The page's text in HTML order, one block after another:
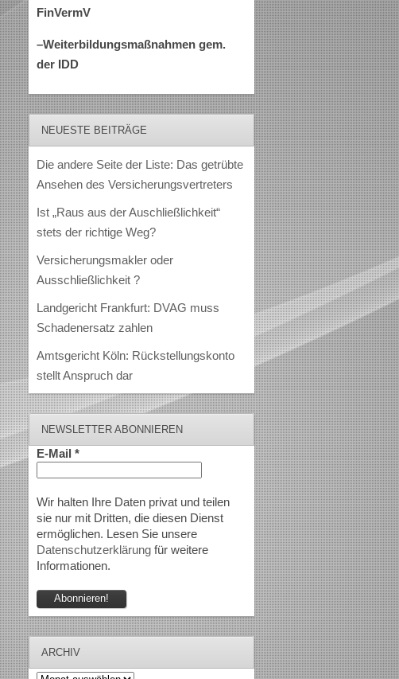
FinVermV
–Weiterbildungsmaßnahmen gem.
der IDD
NEUESTE BEITRÄGE
Die andere Seite der Liste: Das getrübte
Ansehen des Versicherungsvertreters
Ist „Raus aus der Auschließlichkeit“
stets der richtige Weg?
Versicherungsmakler oder
Ausschließlichkeit ?
Landgericht Frankfurt: DVAG muss
Schadenersatz zahlen
Amtsgericht Köln: Rückstellungskonto
stellt Anspruch dar
NEWSLETTER ABONNIEREN
E-Mail *
Wir halten Ihre Daten privat und teilen
sie nur mit Dritten, die diesen Dienst
ermöglichen. Lesen Sie unsere
Datenschutzerklärungfür weitere
Informationen.
ARCHIV